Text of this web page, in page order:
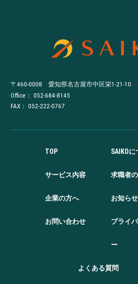
〒460-0008 愛知県名古屋市中区栄1-21-10
Office：052-684-8145
FAX： 052-222-0767
TOP SAIKO
サービス内容 求職者
企業の方へ お知ら
お問い合わせ プライ
ー
よくある質問